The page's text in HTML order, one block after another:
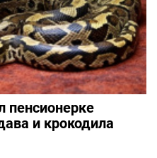
пенсионерке
и крокодила